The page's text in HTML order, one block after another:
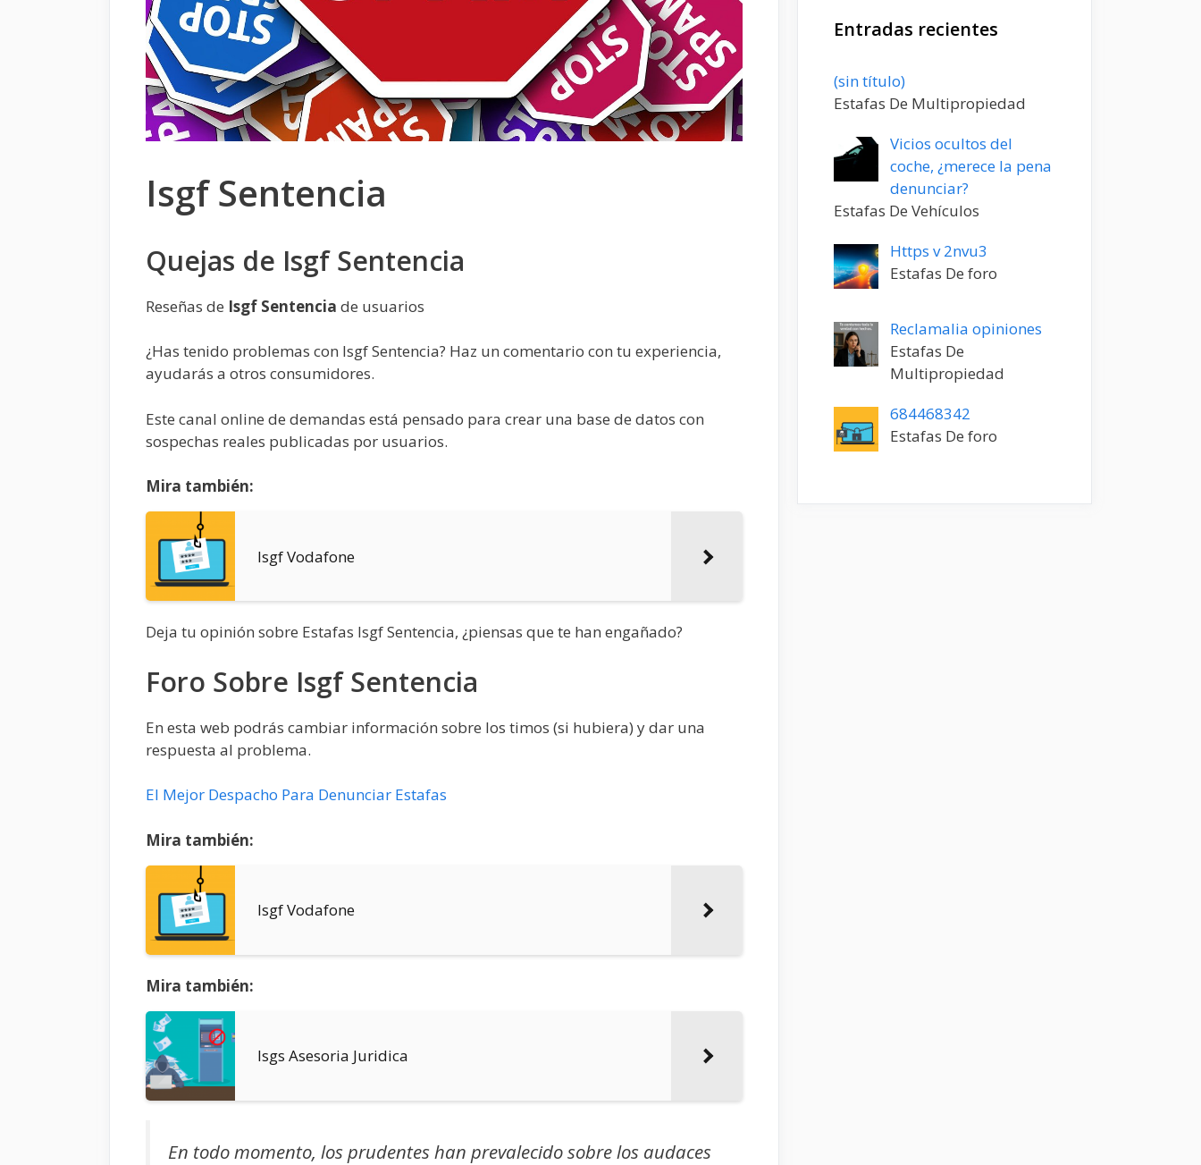
Isgf Sentencia
Quejas de Isgf Sentencia
Reseñas de Isgf Sentencia de usuarios
¿Has tenido problemas con Isgf Sentencia? Haz un comentario con tu experiencia,
ayudarás a otros consumidores.
Este canal online de demandas está pensado para crear una base de datos con
sospechas reales publicadas por usuarios.
Mira también:
Isgf Vodafone
Deja tu opinión sobre Estafas Isgf Sentencia, ¿piensas que te han engañado?
Foro Sobre Isgf Sentencia
En esta web podrás cambiar información sobre los timos (si hubiera) y dar una
respuesta al problema.
El Mejor Despacho Para Denunciar Estafas
Mira también:
Isgf Vodafone
Mira también:
Isgs Asesoria Juridica
En todo momento, los prudentes han prevalecido sobre los audaces
Entradas recientes
(sin título)Entrada
20198
Estafas De Multipropiedad
Vicios ocultos del
coche, ¿merece la pena
denunciar?
Estafas De Vehículos
Https v 2nvu3
Estafas De foro
Reclamalia opiniones
Estafas De
Multipropiedad
684468342
Estafas De foro